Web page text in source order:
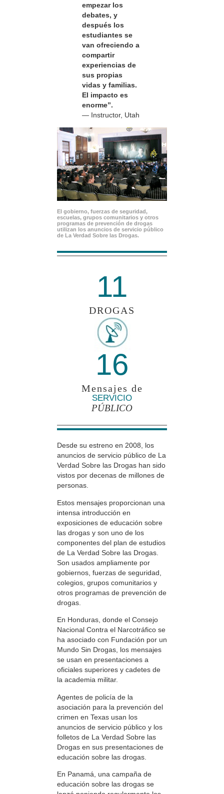
empezar los
debates, y
después los
estudiantes se
van ofreciendo a
compartir
experiencias de
sus propias
vidas y familias.
El impacto es
enorme”.
— Instructor, Utah
El gobierno, fuerzas de seguridad,
escuelas, grupos comunitarios y otros
programas de prevención de drogas
utilizan los anuncios de servicio público
de La Verdad Sobre las Drogas.
11
DROGAS
16
Mensajes de
SERVICIO
PÚBLICO
Desde su estreno en 2008, los
anuncios de servicio público de La
Verdad Sobre las Drogas han sido
vistos por decenas de millones de
personas.
Estos mensajes proporcionan una
intensa introducción en
exposiciones de educación sobre
las drogas y son uno de los
componentes del plan de estudios
de La Verdad Sobre las Drogas.
Son usados ampliamente por
gobiernos, fuerzas de seguridad,
colegios, grupos comunitarios y
otros programas de prevención de
drogas.
En Honduras, donde el Consejo
Nacional Contra el Narcotráfico se
ha asociado con Fundación por un
Mundo Sin Drogas, los mensajes
se usan en presentaciones a
oficiales superiores y cadetes de
la academia militar.
Agentes de policía de la
asociación para la prevención del
crimen en Texas usan los
anuncios de servicio público y los
folletos de La Verdad Sobre las
Drogas en sus presentaciones de
educación sobre las drogas.
En Panamá, una campaña de
educación sobre las drogas se